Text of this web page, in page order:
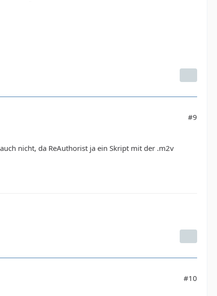
#9
nicht, da ReAuthorist ja ein Skript mit der .m2v
#10